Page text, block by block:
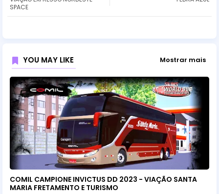
SPACE
YOU MAY LIKE Mostrar mais
COMIL CAMPIONE INVICTUS DD 2023 - VIAÇÃO SANTA
MARIA FRETAMENTO E TURISMO